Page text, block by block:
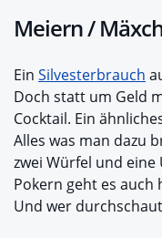
Meiern /
Ein Silvesterbrauch
Doch statt um Geld
Cocktail. Ein
Alles was man dazu
zwei Würfel und
Pokern geht es auch
Und wer